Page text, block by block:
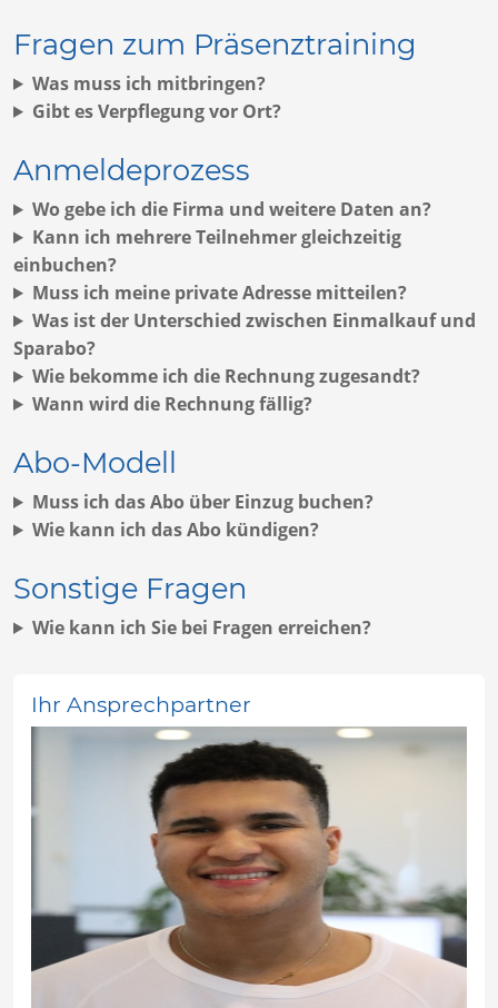
Fragen zum Präsenztraining
Was muss ich mitbringen?
Gibt es Verpflegung vor Ort?
Anmeldeprozess
Wo gebe ich die Firma und weitere Daten an?
Kann ich mehrere Teilnehmer gleichzeitig
einbuchen?
Muss ich meine private Adresse mitteilen?
Was ist der Unterschied zwischen Einmalkauf und
Sparabo?
Wie bekomme ich die Rechnung zugesandt?
Wann wird die Rechnung fällig?
Abo-Modell
Muss ich das Abo über Einzug buchen?
Wie kann ich das Abo kündigen?
Sonstige Fragen
Wie kann ich Sie bei Fragen erreichen?
Ihr Ansprechpartner